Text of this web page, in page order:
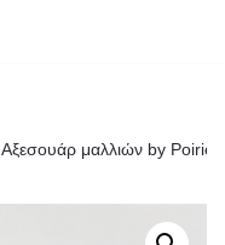
Αξεσουάρ μαλλιών by Poirier